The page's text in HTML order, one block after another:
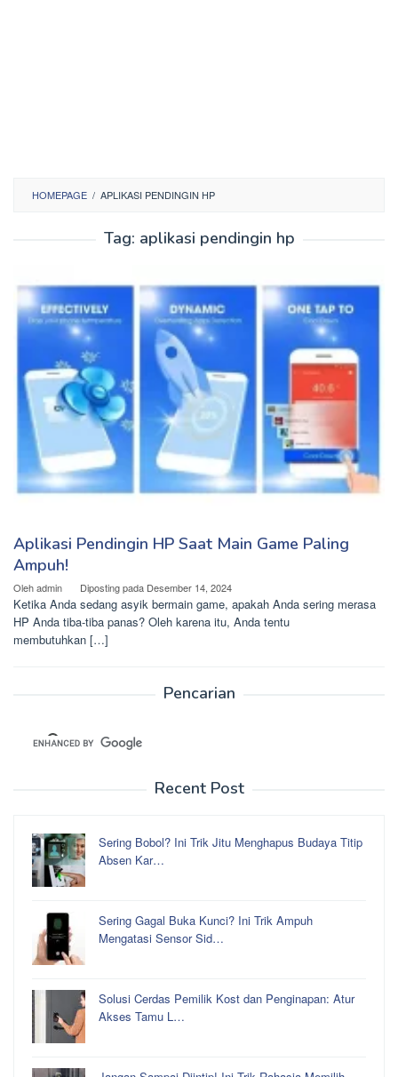
HOMEPAGE / APLIKASI PENDINGIN HP
Tag: aplikasi pendingin hp
Aplikasi Pendingin HP Saat Main Game Paling
Ampuh!
Olehadmin Diposting pada Desember 14, 2024
Ketika Anda sedang asyik bermain game, apakah Anda sering merasa
HP Anda tiba-tiba panas? Oleh karena itu, Anda tentu
membutuhkan […]
Pencarian
Recent Post
Sering Bobol? Ini Trik Jitu Menghapus Budaya Titip
Absen Kar…
Sering Gagal Buka Kunci? Ini Trik Ampuh
Mengatasi Sensor Sid…
Solusi Cerdas Pemilik Kost dan Penginapan: Atur
Akses Tamu L…